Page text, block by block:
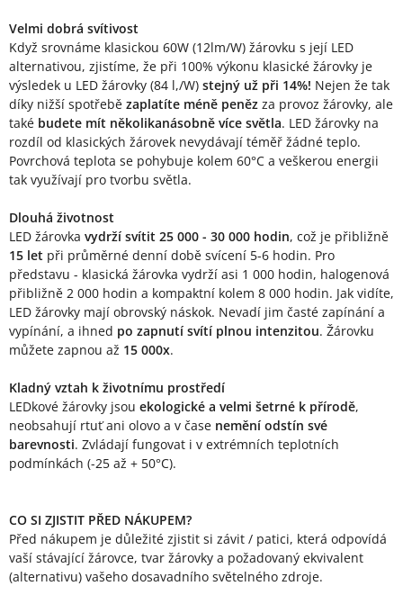
Velmi dobrá svítivost
Když srovnáme klasickou 60W (12lm/W) žárovku s její LED
alternativou, zjistíme, že při 100% výkonu klasické žárovky je
výsledek u LED žárovky (84 l,/W) stejný už při 14%! Nejen že tak
díky nižší spotřebě zaplatíte méně peněz za provoz žárovky, ale
také budete mít několikanásobně více světla. LED žárovky na
rozdíl od klasických žárovek nevydávají téměř žádné teplo.
Povrchová teplota se pohybuje kolem 60°C a veškerou energii
tak využívají pro tvorbu světla.
Dlouhá životnost
LED žárovka vydrží svítit 25 000 - 30 000 hodin, což je přibližně
15 let při průměrné denní době svícení 5-6 hodin. Pro
představu - klasická žárovka vydrží asi 1 000 hodin, halogenová
přibližně 2 000 hodin a kompaktní kolem 8 000 hodin. Jak vidíte,
LED žárovky mají obrovský náskok. Nevadí jim časté zapínání a
vypínání, a ihned po zapnutí svítí plnou intenzitou. Žárovku
můžete zapnou až 15 000x.
Kladný vztah k životnímu prostředí
LEDkové žárovky jsou ekologické a velmi šetrné k přírodě,
neobsahují rtuť ani olovo a v čase nemění odstín své
barevnosti. Zvládají fungovat i v extrémních teplotních
podmínkách (-25 až + 50°C).
CO SI ZJISTIT PŘED NÁKUPEM?
Před nákupem je důležité zjistit si závit / patici, která odpovídá
vaší stávající žárovce, tvar žárovky a požadovaný ekvivalent
(alternativu) vašeho dosavadního světelného zdroje.